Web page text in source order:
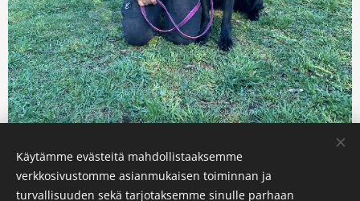
Käytämme evästeitä mahdollistaaksemme
verkkosivustomme asianmukaisen toiminnan ja
turvallisuuden sekä tarjotaksemme sinulle parhaan